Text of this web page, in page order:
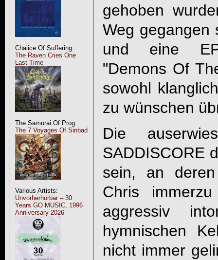
Chalice Of Suffering:
The Raven Cries One
Last Time
The Samurai Of Prog:
The 7 Voyages Of Sinbad
Various Artists:
Unvorherhörbar – 30
Years GO MUSIC, 1996
Anniversary 2026
gehoben
Weg gegangen
und eine
"Demons Of
sowohl
zu wünschen
Die
SADDISCORE
sein, an
Chris
aggressiv
hymnischen
nicht immer